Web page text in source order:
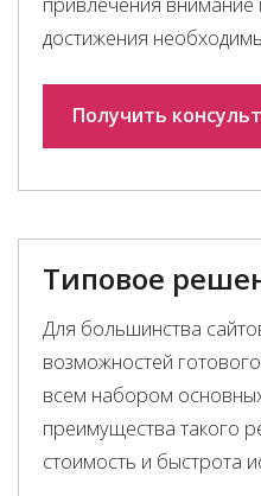
достижения
Получить
Типовое
Для большинства
возможностей
всем набором
преимущества такого
стоимость и быстрота